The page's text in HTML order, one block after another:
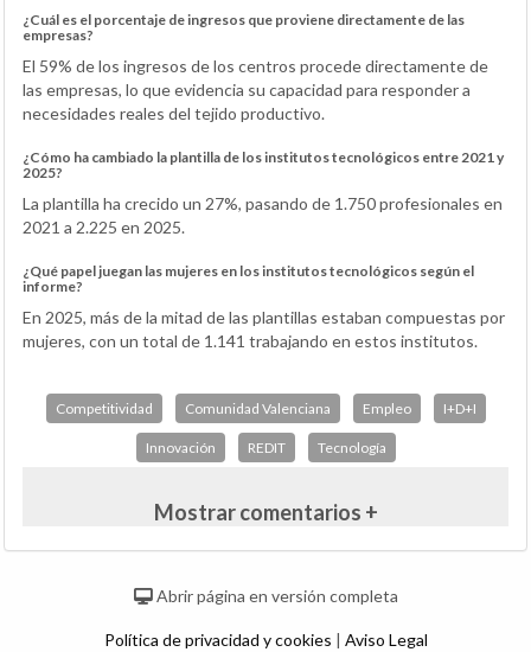
¿Cuál es el porcentaje de ingresos que proviene directamente de las
empresas?
El 59% de los ingresos de los centros procede directamente de
las empresas, lo que evidencia su capacidad para responder a
necesidades reales del tejido productivo.
¿Cómo ha cambiado la plantilla de los institutos tecnológicos entre 2021 y
2025?
La plantilla ha crecido un 27%, pasando de 1.750 profesionales en
2021 a 2.225 en 2025.
¿Qué papel juegan las mujeres en los institutos tecnológicos según el
informe?
En 2025, más de la mitad de las plantillas estaban compuestas por
mujeres, con un total de 1.141 trabajando en estos institutos.
Competitividad Comunidad Valenciana Empleo I+D+I
Innovación REDIT Tecnología
Mostrar comentarios +
Abrir página en versión completa
Política de privacidad y cookies | Aviso Legal